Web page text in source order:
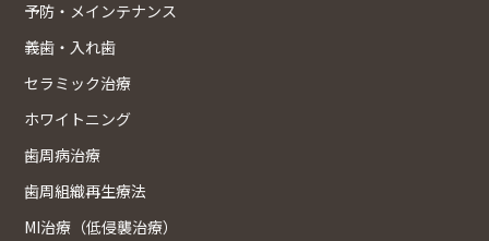
予防・メインテナンス
義歯・入れ歯
セラミック治療
ホワイトニング
歯周病治療
歯周組織再生療法
MI治療（低侵襲治療）